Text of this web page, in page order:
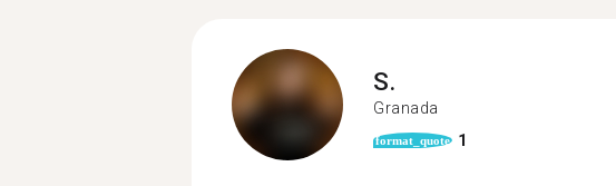
S.
Granada
format_quote 1